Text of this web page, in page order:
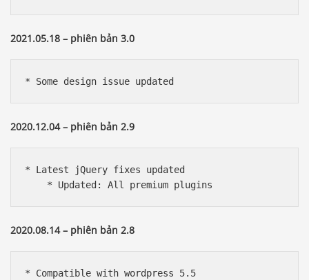
2021.05.18 – phiên bản 3.0
* Some design issue updated
2020.12.04 – phiên bản 2.9
* Latest jQuery fixes updated
    * Updated: All premium plugins
2020.08.14 – phiên bản 2.8
* Compatible with wordpress 5.5